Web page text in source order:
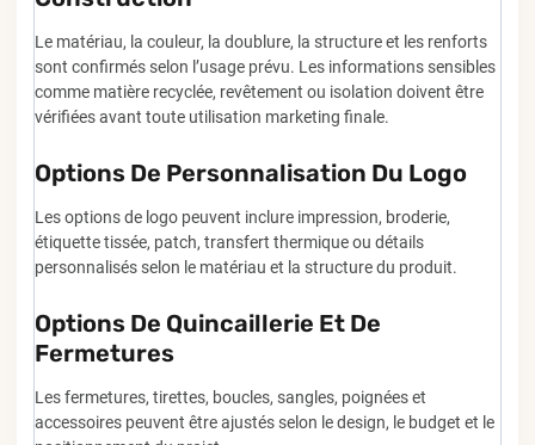
Le matériau, la couleur, la doublure, la structure et les renforts
sont confirmés selon l’usage prévu. Les informations sensibles
comme matière recyclée, revêtement ou isolation doivent être
vérifiées avant toute utilisation marketing finale.
Options De Personnalisation Du Logo
Les options de logo peuvent inclure impression, broderie,
étiquette tissée, patch, transfert thermique ou détails
personnalisés selon le matériau et la structure du produit.
Options De Quincaillerie Et De
Fermetures
Les fermetures, tirettes, boucles, sangles, poignées et
accessoires peuvent être ajustés selon le design, le budget et le